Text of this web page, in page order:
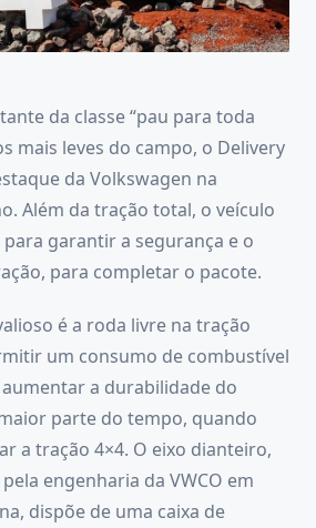
da classe “pau para toda
mais leves do campo, o Delivery
da Volkswagen na
Além da tração total, o veículo
para garantir a segurança e o
para completar o pacote.
é a roda livre na tração
um consumo de combustível
a durabilidade do
parte do tempo, quando
a tração 4×4. O eixo dianteiro,
engenharia da VWCO em
dispõe de uma caixa de